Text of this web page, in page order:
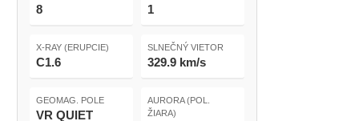
8 1
X-RAY (ERUPCIE)
C1.6
SLNEČNÝ VIETOR
329.9 km/s
GEOMAG. POLE
VR QUIET
AURORA (POL.
ŽIARA)